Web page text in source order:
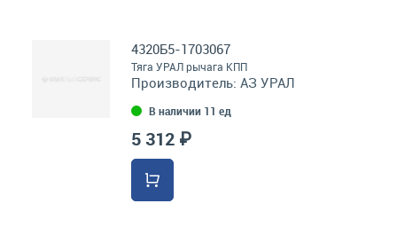
4320Б5-1703067
Тяга УРАЛ рычага КПП
Производитель: АЗ УРАЛ
В наличии 11 ед
5 312 ₽